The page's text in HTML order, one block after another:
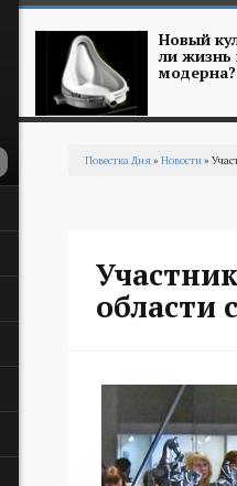
Новый
ли жизнь
модерна?
Повестка Дня» Новости»
области